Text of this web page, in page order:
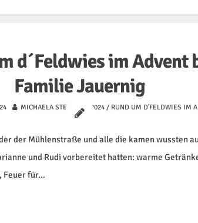
d´Feldwies im Advent
Familie Jauernig
MICHAELA STEIN 2024/ RUND UM D'FELDWIES IM
der Mühlenstraße und alle die kamen wussten
und Rudi vorbereitet hatten: warme
Feuer für…